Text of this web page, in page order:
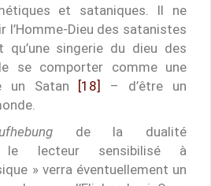
et sataniques. Il ne
l’Homme-Dieu des satanistes
qu’une singerie du dieu des
se comporter comme une
un Satan [18]
– d’être un
de la dualité
le lecteur sensibilisé à
» verra éventuellement un